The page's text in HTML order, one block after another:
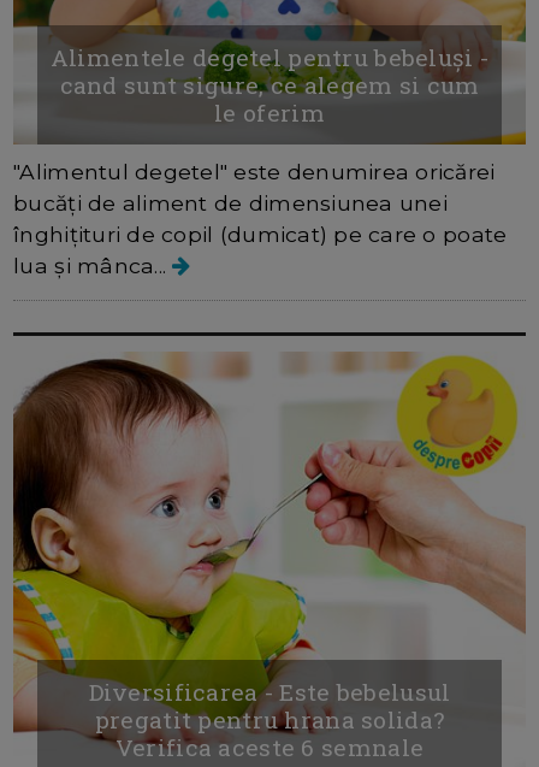
Alimentele degetel pentru bebeluși -
cand sunt sigure, ce alegem si cum
le oferim
"Alimentul degetel" este denumirea oricărei
bucăți de aliment de dimensiunea unei
înghițituri de copil (dumicat) pe care o poate
lua și mânca...
Diversificarea - Este bebelusul
pregatit pentru hrana solida?
Verifica aceste 6 semnale